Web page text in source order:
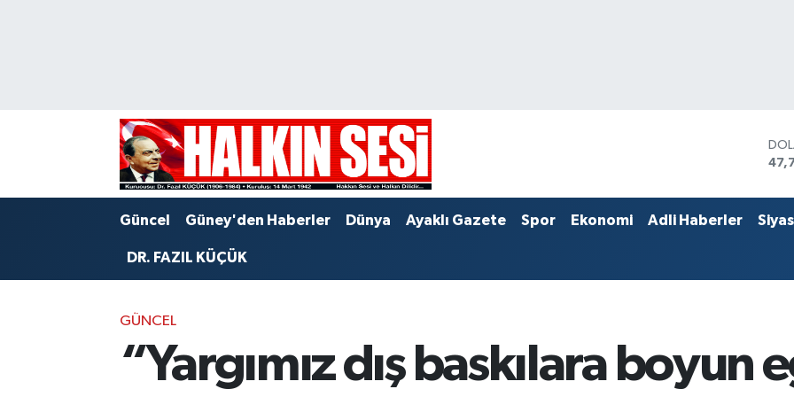
Güncel Güney'den Haberler Dünya Ayaklı Gazete Spor Ekonomi Adli Haberler
DR. FAZIL KÜÇÜK
GÜNCEL
“Yargımız dış baskılara boyun
Trafik Durumu
Puan Durumu ve Fikstür